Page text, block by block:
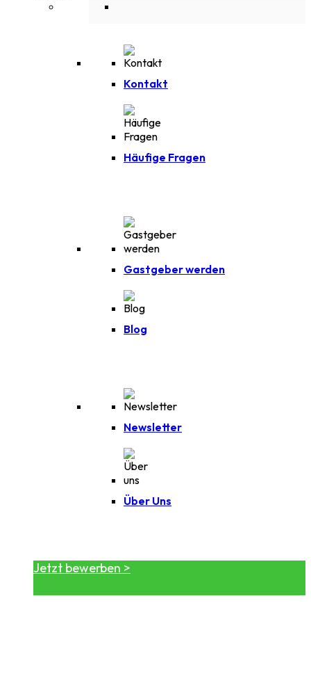
Kontakt
Häufige Fragen
Gastgeber werden
Blog
Newsletter
Über Uns
Jetzt bewerben >